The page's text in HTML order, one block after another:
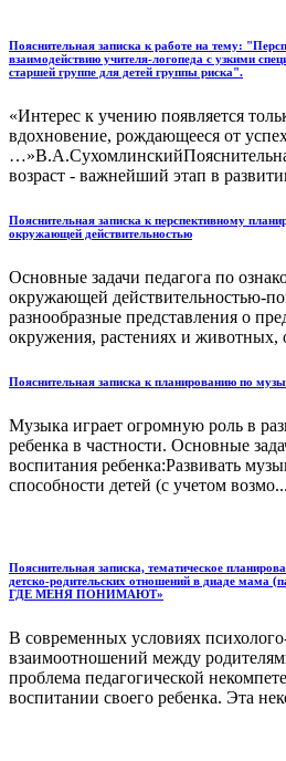
Пояснительная записка к работе на тему:
взаимодействию учителя-логопеда с узкими
старшей группе для детей группы риска".
«Интерес к учению появляется
вдохновение, рождающееся от
возраст - важнейший этап в
Пояснительная записка к перспективному
окружающей действительностью
Основные задачи педагога по
окружающей действительностью-
разнообразные представления о
окружения, растениях и животных,
Пояснительная записка к планированию по
Музыка играет огромную роль в
ребенка в частности. Основные
воспитания ребенка:Развивать
способности детей (с учетом возмо...
Пояснительная записка, тематическое
детско-родительских отношений в диаде
ГДЕ МЕНЯ ПОНИМАЮТ»
В современных условиях
взаимоотношений между
проблема педагогической
воспитании своего ребенка. Эта